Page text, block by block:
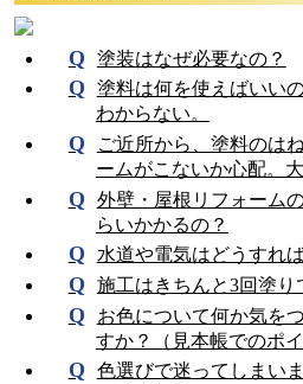
塗装はなぜ必要なの？
塗料は何を使えばいい
わからない。
ご近所から、塗料のは
ームがこないか心配。
外壁・屋根リフォーム
らいかかるの？
水道や電気はどうすれ
施工はきちんと3回塗り
お色について何か気を
すか？（見本帳でのポイ
色選びで迷ってしまい